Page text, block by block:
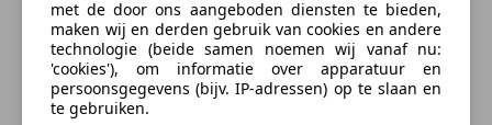
Gemiddeld brandstofverbruik:6 l/100km(1 op 16,7)
Brandstofverbruik in de stad:7,8 l/100km(1 op 12,8)
Brandstofverbruik op de snelweg:
5 l/100km(1 op
20,0)
Zuiderkoggeweg 2g,
1607 MV HEM, NL
Contact
met de door ons aangeboden diensten te bieden,
maken wij en derden gebruik van cookies en andere
technologie (beide samen noemen wij vanaf nu:
'cookies'), om informatie over apparatuur en
persoonsgegevens (bijv. IP-adressen) op te slaan en
te gebruiken.